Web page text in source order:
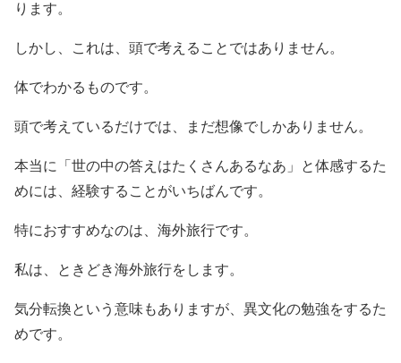
ります。
しかし、これは、頭で考えることではありません。
体でわかるものです。
頭で考えているだけでは、まだ想像でしかありません。
本当に「世の中の答えはたくさんあるなあ」と体感するた
めには、経験することがいちばんです。
特におすすめなのは、海外旅行です。
私は、ときどき海外旅行をします。
気分転換という意味もありますが、異文化の勉強をするた
めです。